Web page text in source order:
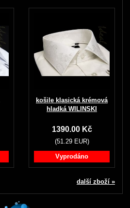
košile klasická krémová
hladká WILINSKI
1390.00 Kč
(51.29 EUR)
Vyprodáno
další zboží »